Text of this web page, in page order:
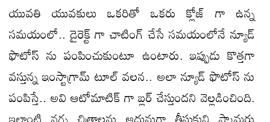
యువతి యువకులు ఒకరితో ఒకరు క్లోజ్ గా ఉన్న
సమయంలో.. డైరెక్ట్ గా చాటింగ్ చేసే సమయంలోనే న్యూడ్
ఫొటోస్ ను పంపించుకుంటూ ఉంటారు. ఇప్పుడు కొత్తగా
వస్తున్న ఇంస్టాగ్రామ్ టూల్ వలన.. అలా న్యూడ్ ఫొటోస్ ను
పంపిస్తే.. అవి ఆటోమాటిక్ గా బ్లర్ చేస్తుందని వెల్లడించింది.